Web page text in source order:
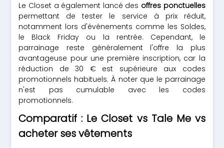
Le Closet a également lancé des offres ponctuelles
permettant de tester le service à prix réduit,
notamment lors d'événements comme les Soldes,
le Black Friday ou la rentrée. Cependant, le
parrainage reste généralement l'offre la plus
avantageuse pour une première inscription, car la
réduction de 30 € est supérieure aux codes
promotionnels habituels. À noter que le parrainage
n'est pas cumulable avec les codes
promotionnels.
Comparatif : Le Closet vs Tale Me vs
acheter ses vêtements